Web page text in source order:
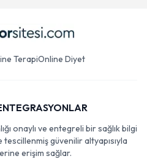
TerapiOnline Diyet
onaylı ve entegreli bir sağlık bilgi
güvenilir altyapısıyla
erişim sağlar.